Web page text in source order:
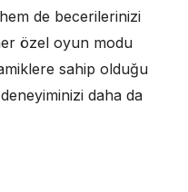
de becerilerinizi
özel oyun modu
sahip olduğu
daha da